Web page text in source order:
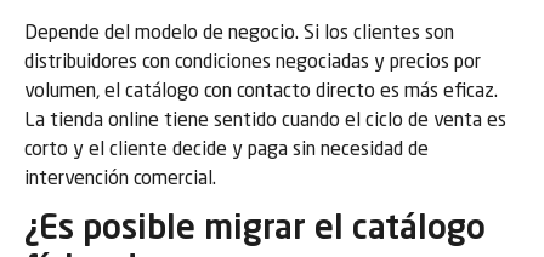
Depende del modelo de negocio. Si los clientes son
distribuidores con condiciones negociadas y precios por
volumen, el catálogo con contacto directo es más eficaz.
La tienda online tiene sentido cuando el ciclo de venta es
corto y el cliente decide y paga sin necesidad de
intervención comercial.
¿Es posible migrar el catálogo